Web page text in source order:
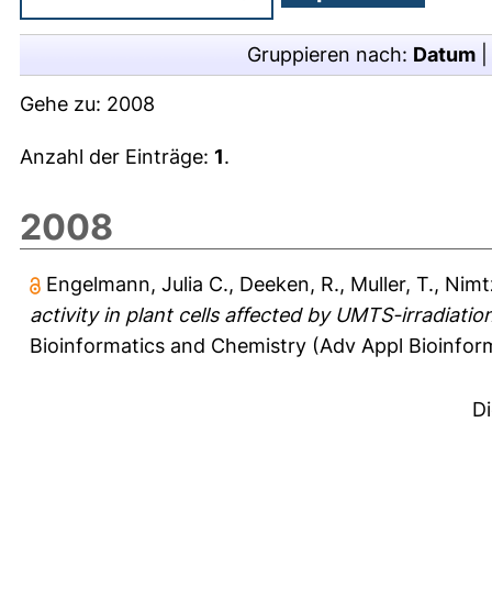
Gruppieren nach: Datum
Gehe zu: 2008
Anzahl der Einträge: 1.
2008
Engelmann, Julia C., Deeken, R., Muller, T.,
activity in plant cells affected by UMTS-
Bioinformatics and Chemistry (Adv Appl